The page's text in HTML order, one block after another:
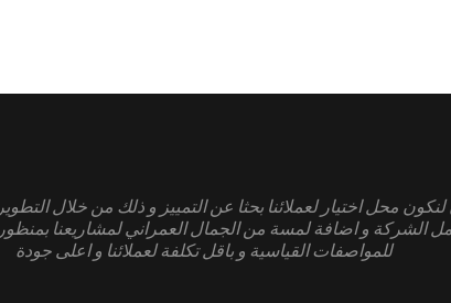
محل اختيار لعملائنا بحثا عن التمييز و ذلك من خلال
الشركة و اضافة لمسة من الجمال العمراني لمشاريعنا
للمواصفات القياسية و باقل تكلفة لعملائنا و اعلى جودة